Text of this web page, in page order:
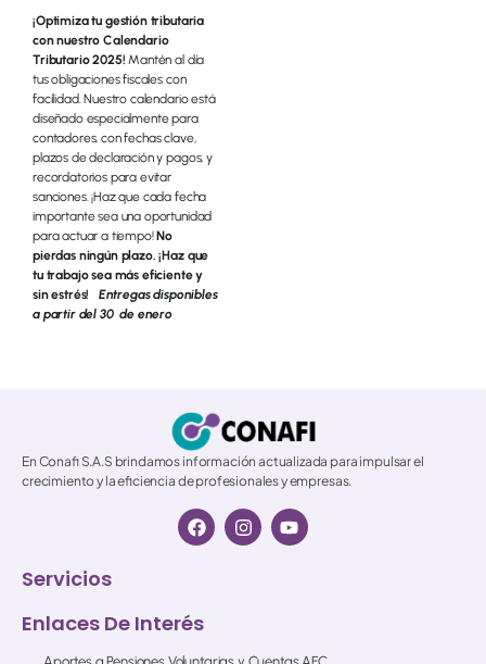
¡Optimiza tu gestión tributaria
con nuestro Calendario
Tributario 2025! Mantén al día
tus obligaciones fiscales con
facilidad. Nuestro calendario está
diseñado especialmente para
contadores, con fechas clave,
plazos de declaración y pagos, y
recordatorios para evitar
sanciones. ¡Haz que cada fecha
importante sea una oportunidad
para actuar a tiempo!No
pierdas ningún plazo. ¡Haz que
tu trabajo sea más eficiente y
sin estrés!
Entregas disponibles
a partir del 30 de enero
En Conafi S.A.S brindamos información actualizada para impulsar el
crecimiento y la eficiencia de profesionales y empresas.
Servicios
Enlaces De Interés